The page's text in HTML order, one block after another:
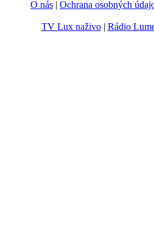
O nás | Ochrana osobných
TV Lux naživo| Rádio